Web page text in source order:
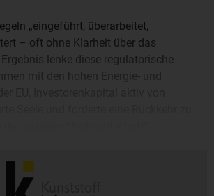
„eingeführt, überarbeitet,
– oft ohne Klarheit über das
lenke diese regulatorische
mit den hohen Energie- und